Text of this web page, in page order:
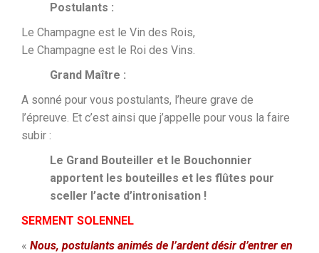
Postulants :
Le Champagne est le Vin des Rois,
Le Champagne est le Roi des Vins.
Grand Maître :
A sonné pour vous postulants, l’heure grave de
l’épreuve. Et c’est ainsi que j’appelle pour vous la faire
subir :
Le Grand Bouteiller et le Bouchonnier
apportent les bouteilles et les flûtes pour
sceller l’acte d’intronisation !
SERMENT SOLENNEL
« Nous, postulants animés de l’ardent désir d’entrer en